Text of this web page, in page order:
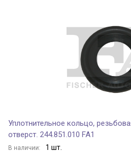
Уплотнительное кольцо,
отверст. 244.851.010 FA1
В наличии: 1 шт.